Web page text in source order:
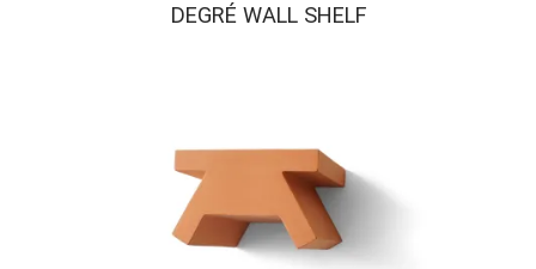
DEGRÉ WALL SHELF